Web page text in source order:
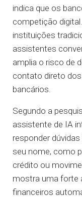
indica que os
competição
instituições
assistentes
amplia o risco de
contato direto
bancários.
Segundo a
assistente de IA
responder
seu nome, como
crédito ou
mostra uma forte
financeiros